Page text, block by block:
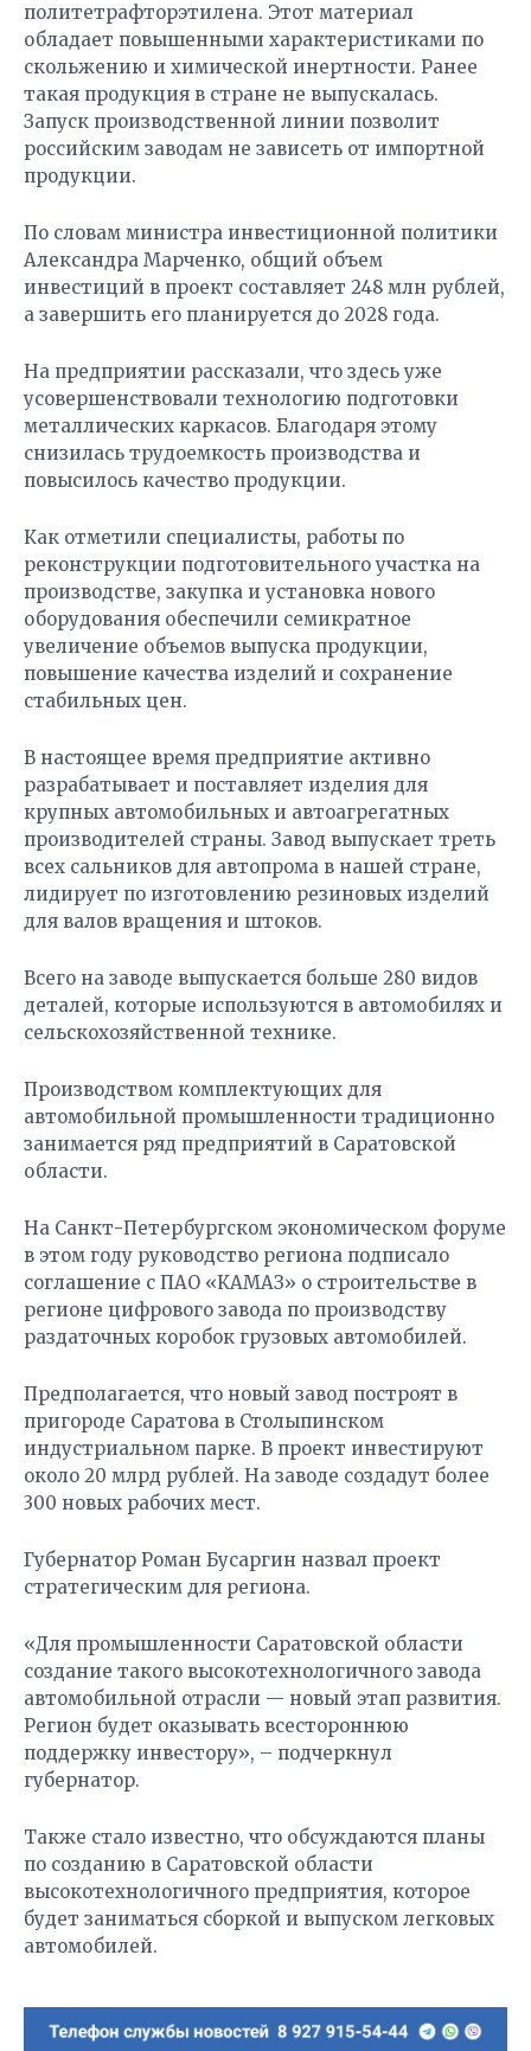
политетрафторэтилена. Этот материал
обладает повышенными характеристиками по
скольжению и химической инертности. Ранее
такая продукция в стране не выпускалась.
Запуск производственной линии позволит
российским заводам не зависеть от импортной
продукции.
По словам министра инвестиционной политики
Александра Марченко, общий объем
инвестиций в проект составляет 248 млн рублей,
а завершить его планируется до 2028 года.
На предприятии рассказали, что здесь уже
усовершенствовали технологию подготовки
металлических каркасов. Благодаря этому
снизилась трудоемкость производства и
повысилось качество продукции.
Как отметили специалисты, работы по
реконструкции подготовительного участка на
производстве, закупка и установка нового
оборудования обеспечили семикратное
увеличение объемов выпуска продукции,
повышение качества изделий и сохранение
стабильных цен.
В настоящее время предприятие активно
разрабатывает и поставляет изделия для
крупных автомобильных и автоагрегатных
производителей страны. Завод выпускает треть
всех сальников для автопрома в нашей стране,
лидирует по изготовлению резиновых изделий
для валов вращения и штоков.
Всего на заводе выпускается больше 280 видов
деталей, которые используются в автомобилях и
сельскохозяйственной технике.
Производством комплектующих для
автомобильной промышленности традиционно
занимается ряд предприятий в Саратовской
области.
На Санкт-Петербургском экономическом форуме
в этом году руководство региона подписало
соглашение с ПАО «КАМАЗ» о строительстве в
регионе цифрового завода по производству
раздаточных коробок грузовых автомобилей.
Предполагается, что новый завод построят в
пригороде Саратова в Столыпинском
индустриальном парке. В проект инвестируют
около 20 млрд рублей. На заводе создадут более
300 новых рабочих мест.
Губернатор Роман Бусаргин назвал проект
стратегическим для региона.
«Для промышленности Саратовской области
создание такого высокотехнологичного завода
автомобильной отрасли — новый этап развития.
Регион будет оказывать всестороннюю
поддержку инвестору», – подчеркнул
губернатор.
Также стало известно, что обсуждаются планы
по созданию в Саратовской области
высокотехнологичного предприятия, которое
будет заниматься сборкой и выпуском легковых
автомобилей.